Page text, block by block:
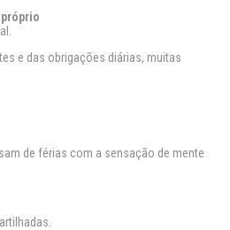
e das obrigações diárias, muitas
de férias com a sensação de mente